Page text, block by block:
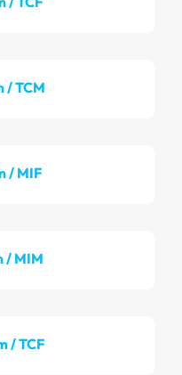
/ TCM
/ MIF
/ MIM
/ TCF